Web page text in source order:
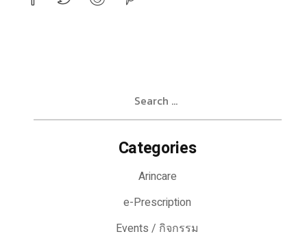
Categories
Arincare
e-Prescription
Events / กิจกรรม